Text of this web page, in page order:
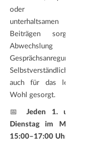
oder auch
unterhaltsamen
Beiträgen sorgt für
Abwechslung und
Gesprächsanregung.
Selbstverständlich ist
auch für das leibliche
Wohl gesorgt.
📅Jeden 1. und 3.
Dienstag im Monat |
15:00–17:00 Uhr